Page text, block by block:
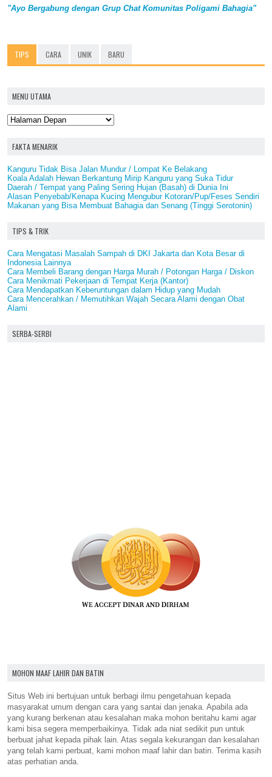
"Ayo Bergabung dengan Grup Chat Komunitas Poligami Bahagia"
TIPS CARA UNIK BARU
MENU UTAMA
FAKTA MENARIK
Kanguru Tidak Bisa Jalan Mundur / Lompat Ke Belakang
Koala Adalah Hewan Berkantung Mirip Kanguru yang Suka Tidur
Daerah / Tempat yang Paling Sering Hujan (Basah) di Dunia Ini
Alasan Penyebab/Kenapa Kucing Mengubur Kotoran/Pup/Feses Sendiri
Makanan yang Bisa Membuat Bahagia dan Senang (Tinggi Serotonin)
TIPS & TRIK
Cara Mengatasi Masalah Sampah di DKI Jakarta dan Kota Besar di
Indonesia Lainnya
Cara Membeli Barang dengan Harga Murah / Potongan Harga / Diskon
Cara Menikmati Pekerjaan di Tempat Kerja (Kantor)
Cara Mendapatkan Keberuntungan dalam Hidup yang Mudah
Cara Mencerahkan / Memutihkan Wajah Secara Alami dengan Obat
Alami
SERBA-SERBI
MOHON MAAF LAHIR DAN BATIN
Situs Web ini bertujuan untuk berbagi ilmu pengetahuan kepada
masyarakat umum dengan cara yang santai dan jenaka. Apabila ada
yang kurang berkenan atau kesalahan maka mohon beritahu kami agar
kami bisa segera memperbaikinya. Tidak ada niat sedikit pun untuk
berbuat jahat kepada pihak lain. Atas segala kekurangan dan kesalahan
yang telah kami perbuat, kami mohon maaf lahir dan batin. Terima kasih
atas perhatian anda.